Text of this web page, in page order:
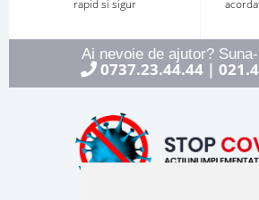
rapid si sigur
Ai nevoie de ajutor?
0737.23.44.44|